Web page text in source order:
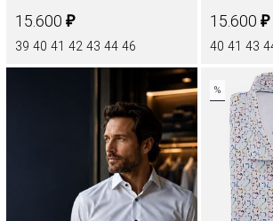
15.600 ₽
39 40 41 42 43 44 46
15.600 ₽
40 41 43
%